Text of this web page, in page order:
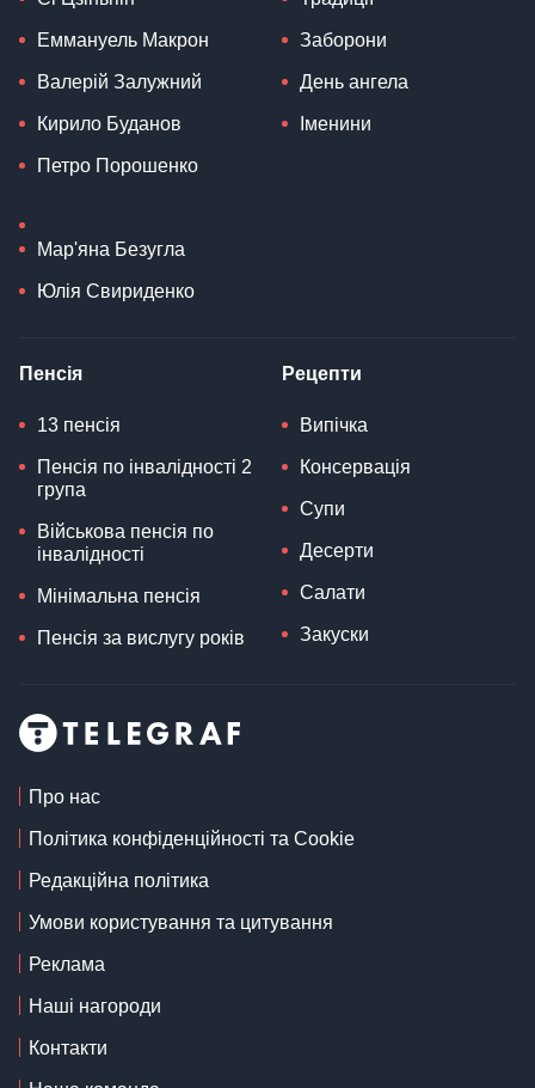
Еммануель Макрон
Валерій Залужний
Кирило Буданов
Петро Порошенко
Мар'яна Безугла
Юлія Свириденко
Заборони
День ангела
Іменини
Пенсія
13 пенсія
Пенсія по інвалідності 2
група
Військова пенсія по
інвалідності
Мінімальна пенсія
Пенсія за вислугу років
Рецепти
Випічка
Консервація
Супи
Десерти
Салати
Закуски
Про нас
Політика конфіденційності та Cookie
Редакційна політика
Умови користування та цитування
Реклама
Наші нагороди
Контакти